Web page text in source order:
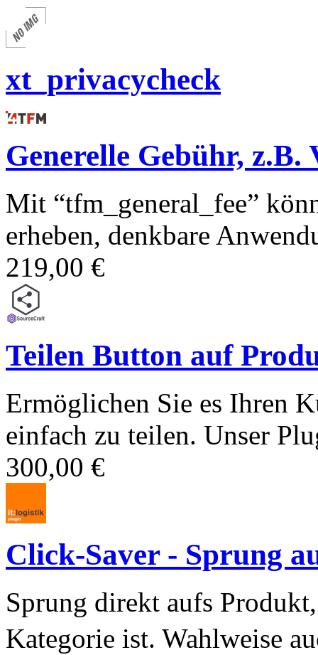
xt_privacycheck
Generelle Gebühr, z.B.
Mit “tfm_general_fee”
erheben, denkbare
219,00 €
Teilen Button auf
Ermöglichen Sie es Ihren
einfach zu teilen. Unser
300,00 €
Click-Saver - Sprung
Sprung direkt aufs
Kategorie ist. Wahlweise